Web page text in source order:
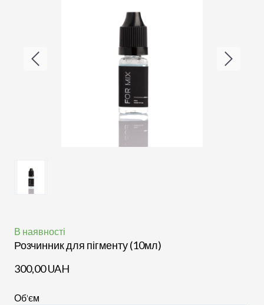
В наявності
Розчинник для пігменту (10мл)
300,00 UAH
Об'єм